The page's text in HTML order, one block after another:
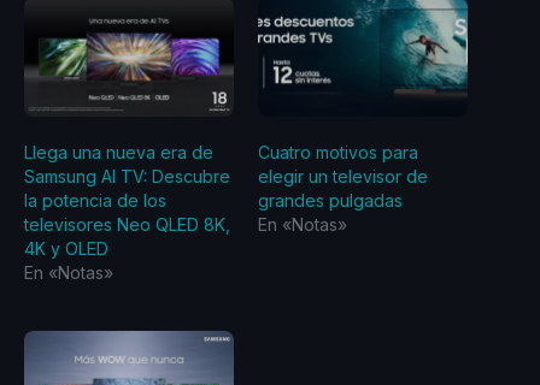
Llega una nueva era de
Samsung AI TV: Descubre
la potencia de los
televisores Neo QLED 8K,
4K y OLED
En «Notas»
Cuatro motivos para
elegir un televisor de
grandes pulgadas
En «Notas»